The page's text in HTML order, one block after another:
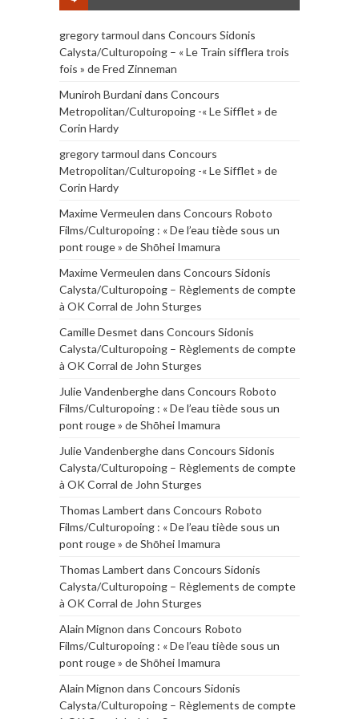
gregory tarmoul dans Concours Sidonis
Calysta/Culturopoing – « Le Train sifflera trois
fois » de Fred Zinneman
Muniroh Burdanidans Concours
Metropolitan/Culturopoing -« Le Sifflet » de
Corin Hardy
gregory tarmoul dans Concours
Metropolitan/Culturopoing -« Le Sifflet » de
Corin Hardy
Maxime Vermeulen dans Concours Roboto
Films/Culturopoing : « De l’eau tiède sous un
pont rouge » de Shōhei Imamura
Maxime Vermeulen dans Concours Sidonis
Calysta/Culturopoing – Règlements de compte
à OK Corral de John Sturges
Camille Desmet dans Concours Sidonis
Calysta/Culturopoing – Règlements de compte
à OK Corral de John Sturges
Julie Vandenberghedans Concours Roboto
Films/Culturopoing : « De l’eau tiède sous un
pont rouge » de Shōhei Imamura
Julie Vandenberghedans Concours Sidonis
Calysta/Culturopoing – Règlements de compte
à OK Corral de John Sturges
Thomas Lambert dans Concours Roboto
Films/Culturopoing : « De l’eau tiède sous un
pont rouge » de Shōhei Imamura
Thomas Lambert dans Concours Sidonis
Calysta/Culturopoing – Règlements de compte
à OK Corral de John Sturges
Alain Mignon dans Concours Roboto
Films/Culturopoing : « De l’eau tiède sous un
pont rouge » de Shōhei Imamura
Alain Mignon dans Concours Sidonis
Calysta/Culturopoing – Règlements de compte